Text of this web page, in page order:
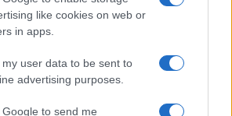
like cookies on web or
in apps.
user data to be sent to
advertising purposes.
to send me
9 gennaio 2025
su Whatsapp. È sufficiente